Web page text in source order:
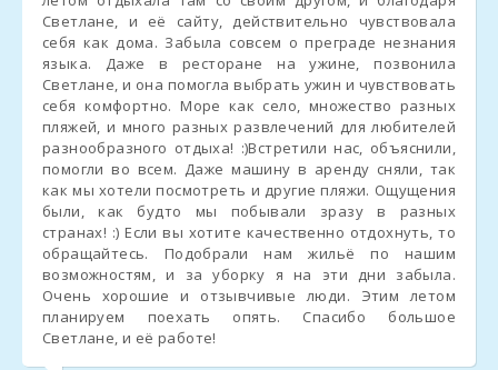
до вимогМіністерства внутрішніх справ Іспанії
(платформа HOSPEDAJES).
Ключі будуть узахищеній скриньці . Несплачені суми
потрібно погаситинаступного дняв агенції.
Вся важлива інформація буде доступна удодатку SM
Holiday Properties.
CHECK-IN / CHECK-OUT
Check-In після 23:00 → доплата50 €
Пізній виїзд(за наявності):
Светлане, и её сайту, действительно чувствовала
себя как дома. Забыла совсем о преграде незнания
языка. Даже в ресторане на ужине, позвонила
Светлане, и она помогла выбрать ужин и чувствовать
себя комфортно. Море как село, множество разных
пляжей, и много разных развлечений для любителей
разнообразного отдыха! :)Встретили нас, объяснили,
помогли во всем. Даже машину в аренду сняли, так
как мы хотели посмотреть и другие пляжи. Ощущения
были, как будто мы побывали зразу в разных
странах! :) Если вы хотите качественно отдохнуть, то
обращайтесь. Подобрали нам жильё по нашим
возможностям, и за уборку я на эти дни забыла.
Очень хорошие и отзывчивые люди. Этим летом
планируем поехать опять. Спасибо большое
Светлане, и её работе!